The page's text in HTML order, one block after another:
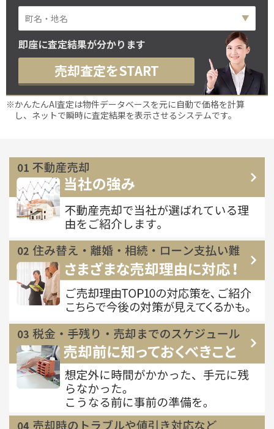
即座に査定結果が分かります
売却査定をSTART
※かんたんAI査定は物件データベースを元に自動で価格を計算
し、ネットで瞬時に査定結果を表示させるシステムです。